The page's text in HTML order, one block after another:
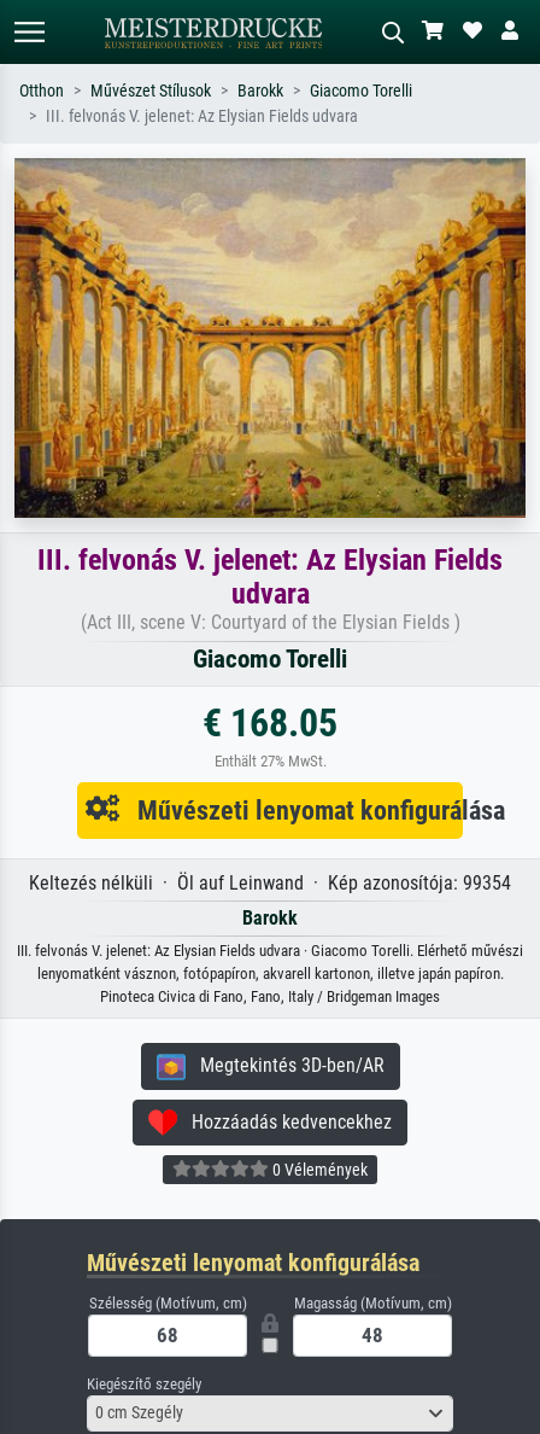
Keressen művész, műcím vagy stílus
szerint – pl. Monet, Csillagos éj,
impresszionizmus, Hokusai-hullám,
akt.
Írja le a jelenetet – pl. zöld rét, sok
piros absztrakt, sötét olajkép, álló akt
egy fa mellett.
Otthon Művészet Stílusok Barokk
Giacomo Torelli
III. felvonás V. jelenet: Az Elysian Fields udvara
III. felvonás V. jelenet: Az Elysian Fields
udvara
(Act III, scene V: Courtyard of the Elysian Fields )
Giacomo Torelli
€ 168.05
Enthält 27% MwSt.
Művészeti lenyomat konfigurálása
Keltezés nélküli · Öl auf Leinwand · Kép azonosítója: 99354
Barokk
III. felvonás V. jelenet: Az Elysian Fields udvara · Giacomo Torelli. Elérhető művészi
lenyomatként vásznon, fotópapíron, akvarell kartonon, illetve japán papíron.
Pinoteca Civica di Fano, Fano, Italy / Bridgeman Images
Megtekintés 3D-ben/AR
Hozzáadás kedvencekhez
0 Vélemények
Művészeti lenyomat konfigurálása
Szélesség (Motívum, cm) Magasság (Motívum, cm)
Kiegészítő szegély
0 cm Szegély